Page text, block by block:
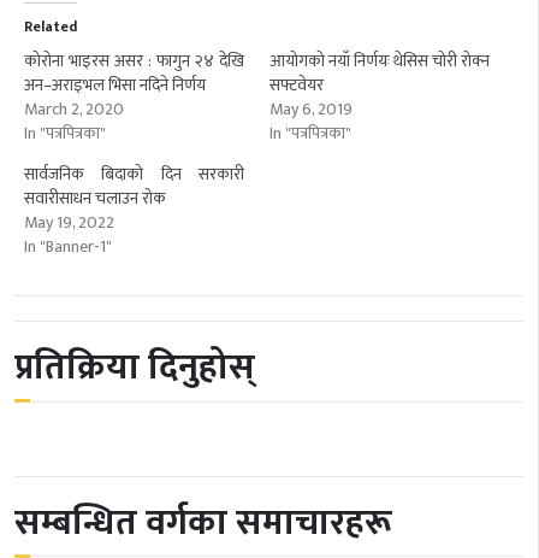
Related
कोरोना भाइरस असर : फागुन २४ देखि
अन–अराइभल भिसा नदिने निर्णय
March 2, 2020
In "पत्रपित्रका"
आयोगको नयाँ निर्णयः थेसिस चोरी रोक्न
सफ्टवेयर
May 6, 2019
In "पत्रपित्रका"
सार्वजनिक बिदाको दिन सरकारी
सवारीसाधन चलाउन रोक
May 19, 2022
In "Banner-1"
प्रतिक्रिया दिनुहोस्
सम्बन्धित वर्गका समाचारहरू